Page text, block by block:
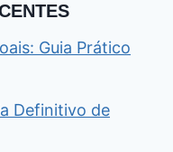
Guia Prático
Definitivo de